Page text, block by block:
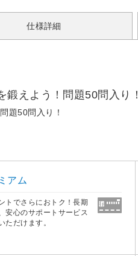
仕様詳細
鍛えよう！問題50問入り！
題50問入り！
アム
トでさらにおトク！長期
安心のサポートサービス
ただけます。